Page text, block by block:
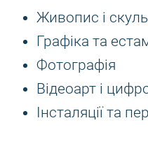
Живопис і
Графіка та
Фотографія
Відеоарт і
Інсталяції та